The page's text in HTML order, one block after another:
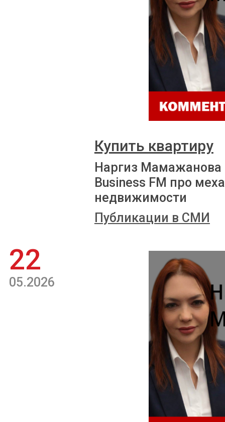
Купить квартиру
Наргиз Мамажанова
Business FM про
недвижимости
Публикации в СМИ
22
05.2026